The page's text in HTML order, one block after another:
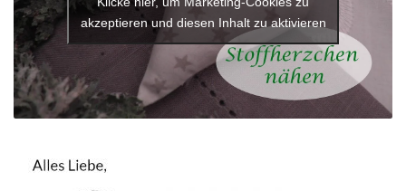
akzeptieren und diesen Inhalt zu aktivieren